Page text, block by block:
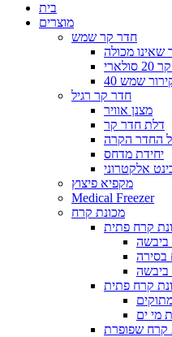
בית
מוצרים
חדר קר שמש
שאינו מכולה
חדר קר רגיל
מצנן אוויר
דלת חדר קר
החדר הקרה
יחידת מדחס
אלקטרוני
מקפיא פיצוץ
Medical Freezer
מכונת קרח
קרח פתית
ביבשה
בסירה
ביבשה
קרח פתית
מי ים
קרח שפופרת